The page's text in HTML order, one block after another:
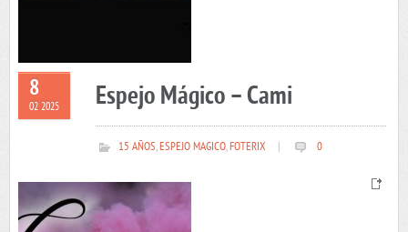
8
02 2025 Espejo Mágico – Cami
15 AÑOS,ESPEJO MAGICO,FOTERIX 0